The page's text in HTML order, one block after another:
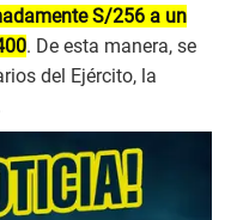
S/256 a un
. De esta manera, se
del Ejército, la